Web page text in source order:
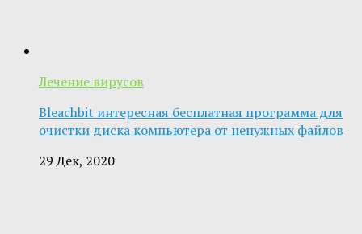
Лечение вирусов
Bleachbit интересная бесплатная программа для
очистки диска компьютера от ненужных файлов
29 Дек, 2020